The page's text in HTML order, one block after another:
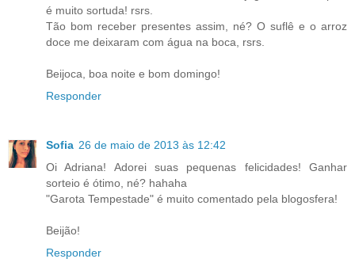
é muito sortuda! rsrs.
Tão bom receber presentes assim, né? O suflê e o arroz
doce me deixaram com água na boca, rsrs.
Beijoca, boa noite e bom domingo!
Responder
Sofia 26 de maio de 2013 às 12:42
Oi Adriana! Adorei suas pequenas felicidades! Ganhar
sorteio é ótimo, né? hahaha
"Garota Tempestade" é muito comentado pela blogosfera!
Beijão!
Responder